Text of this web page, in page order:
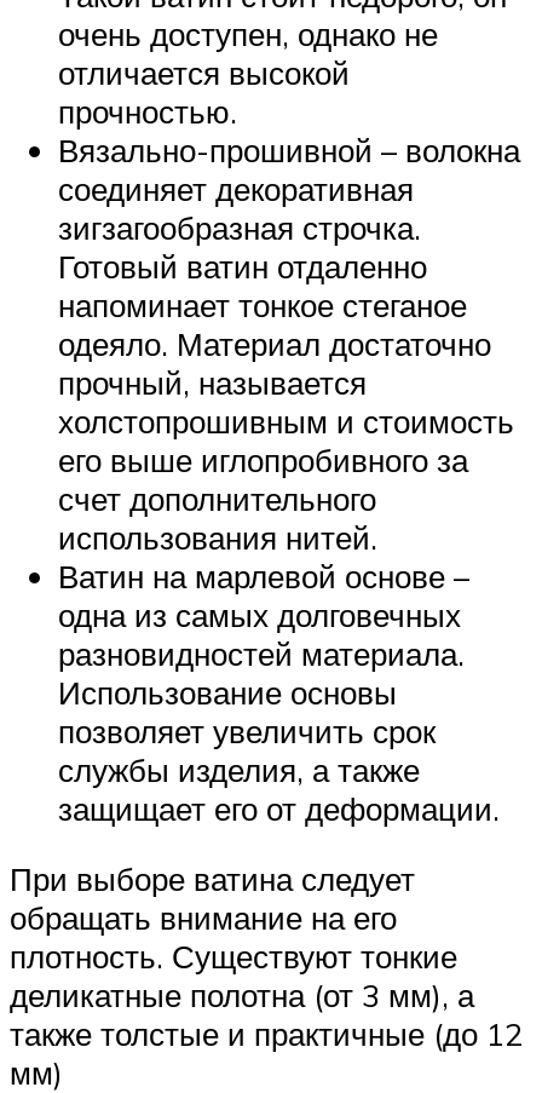
очень доступен, однако не
отличается высокой
прочностью.
Вязально-прошивной – волокна
соединяет декоративная
зигзагообразная строчка.
Готовый ватин отдаленно
напоминает тонкое стеганое
одеяло. Материал достаточно
прочный, называется
холстопрошивным и стоимость
его выше иглопробивного за
счет дополнительного
использования нитей.
Ватин на марлевой основе –
одна из самых долговечных
разновидностей материала.
Использование основы
позволяет увеличить срок
службы изделия, а также
защищает его от деформации.
При выборе ватина следует
обращать внимание на его
плотность. Существуют тонкие
деликатные полотна (от 3 мм), а
также толстые и практичные (до 12
мм)